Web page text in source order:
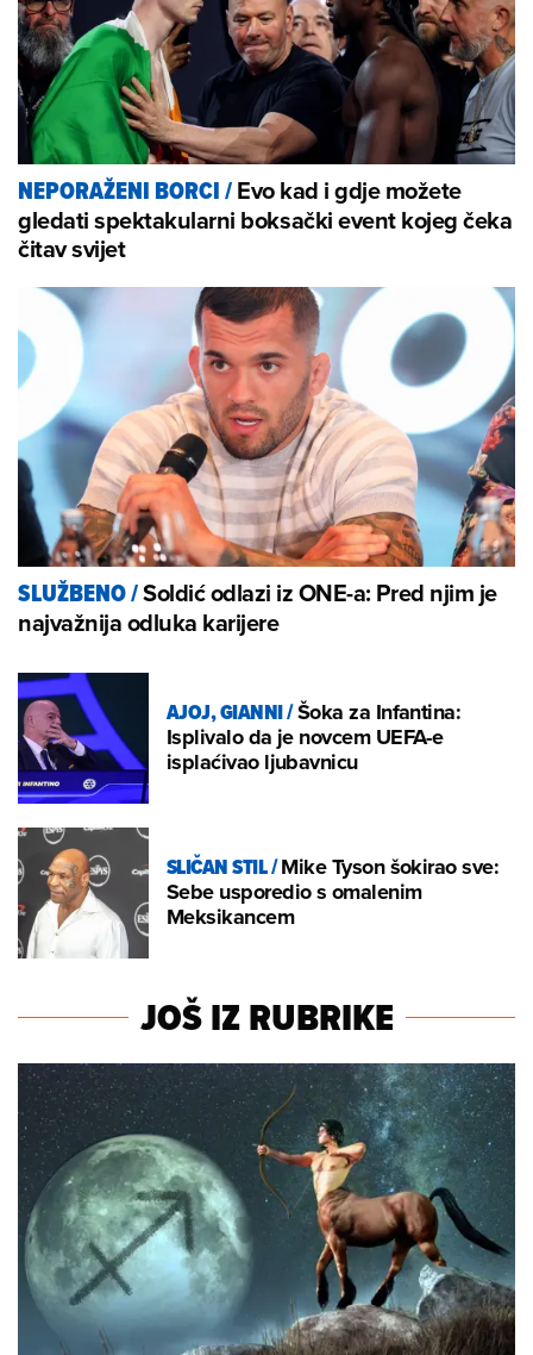
NEPORAŽENI BORCI/Evo kad i gdje možete
gledati spektakularni boksački event kojeg čeka
čitav svijet
SLUŽBENO/Soldić odlazi iz ONE-a: Pred njim je
najvažnija odluka karijere
AJOJ, GIANNI/Šoka za Infantina:
Isplivalo da je novcem UEFA-e
isplaćivao ljubavnicu
SLIČAN STIL/Mike Tyson šokirao sve:
Sebe usporedio s omalenim
Meksikancem
JOŠ IZ RUBRIKE